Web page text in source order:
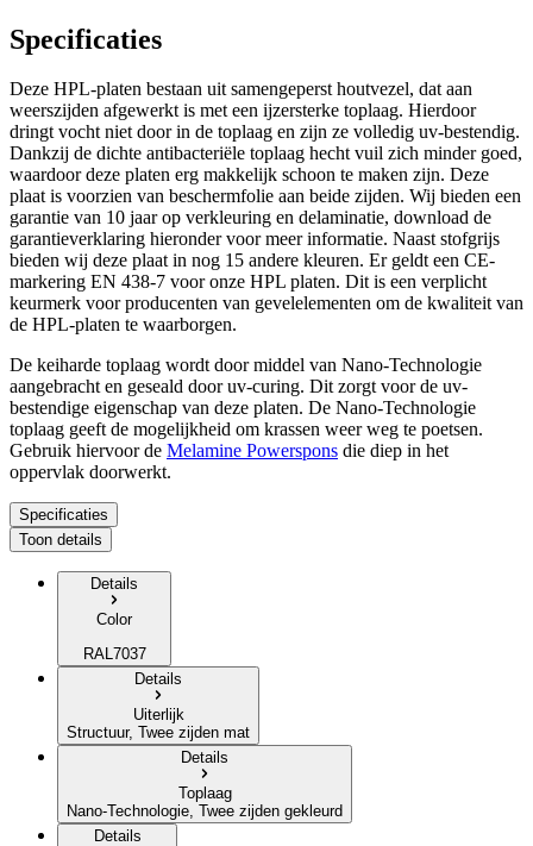
Specificaties
Deze HPL-platen bestaan uit samengeperst houtvezel, dat aan
weerszijden afgewerkt is met een ijzersterke toplaag. Hierdoor
dringt vocht niet door in de toplaag en zijn ze volledig uv-bestendig.
Dankzij de dichte antibacteriële toplaag hecht vuil zich minder goed,
waardoor deze platen erg makkelijk schoon te maken zijn. Deze
plaat is voorzien van beschermfolie aan beide zijden. Wij bieden een
garantie van 10 jaar op verkleuring en delaminatie, download de
garantieverklaring hieronder voor meer informatie. Naast stofgrijs
bieden wij deze plaat in nog 15 andere kleuren. Er geldt een CE-
markering EN 438-7 voor onze HPL platen. Dit is een verplicht
keurmerk voor producenten van gevelelementen om de kwaliteit van
de HPL-platen te waarborgen.
De keiharde toplaag wordt door middel van Nano-Technologie
aangebracht en geseald door uv-curing. Dit zorgt voor de uv-
bestendige eigenschap van deze platen. De Nano-Technologie
toplaag geeft de mogelijkheid om krassen weer weg te poetsen.
Gebruik hiervoor de Melamine Powerspons die diep in het
oppervlak doorwerkt.
Specificaties
Toon details
Details
Color
RAL7037
Details
Uiterlijk
Structuur, Twee zijden mat
Details
Toplaag
Nano-Technologie, Twee zijden gekleurd
Details